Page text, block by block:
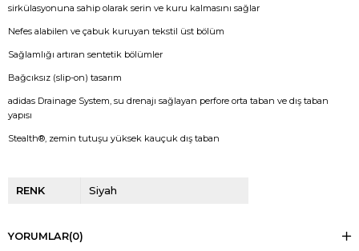
sirkülasyonuna sahip olarak serin ve kuru kalmasını sağlar
Nefes alabilen ve çabuk kuruyan tekstil üst bölüm
Sağlamlığı artıran sentetik bölümler
Bağcıksız (slip-on) tasarım
adidas Drainage System, su drenajı sağlayan perfore orta taban ve dış taban
yapısı
Stealth®, zemin tutuşu yüksek kauçuk dış taban
RENK Siyah
YORUMLAR(0)